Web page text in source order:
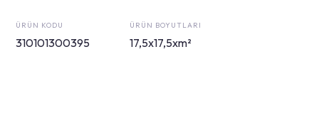
ÜRÜN KODU
310101300395
ÜRÜN BOYUTLARI
17,5x17,5xm²